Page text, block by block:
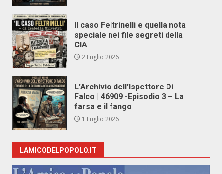
Il caso Feltrinelli e quella nota
speciale nei file segreti della
CIA
2 Luglio 2026
L’Archivio dell’Ispettore Di
Falco | 46909 -Episodio 3 – La
farsa e il fango
1 Luglio 2026
LAMICODELPOPOLO.IT